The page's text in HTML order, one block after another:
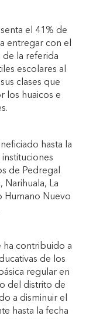
el 41% de
entregar con el
de la referida
escolares al
clases que
los huaicos e
hasta la
de Pedregal
Narihuala, La
Humano Nuevo
ha contribuido a
de los
regular en
del distrito de
a disminuir el
hasta la fecha